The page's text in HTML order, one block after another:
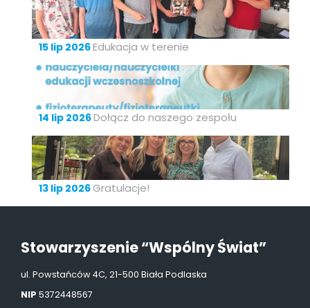
15 lip 2026Edukacja w terenie
14 lip 2026Dołącz do naszego zespołu
13 lip 2026 Gratulacje!
Stowarzyszenie “Wspólny Świat”
ul. Powstańców 4C, 21-500 Biała Podlaska
NIP 5372448567